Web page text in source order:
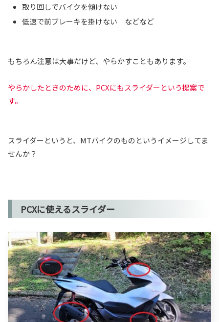
取り回しでバイクを傾けない
低速で前ブレーキを掛けない などなど
もちろん注意は大事だけど、やらかすこともあります。
やらかしたときのために、PCXにもスライダーという提案で
す。
スライダーというと、MTバイクのものというイメージしてま
せんか？
PCXに使えるスライダー